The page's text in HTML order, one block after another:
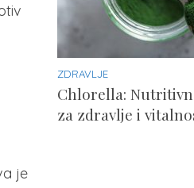
je
ZDRAVLJE
Chlorella:
za zdravlje i